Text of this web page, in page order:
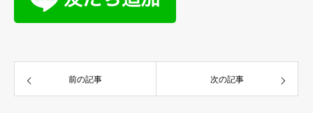
前の記事 次の記事